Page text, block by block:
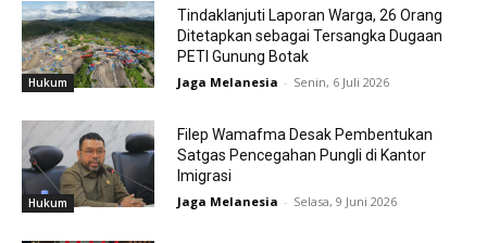
Hukum
Tindaklanjuti Laporan Warga, 26 Orang
Ditetapkan sebagai Tersangka Dugaan
PETI Gunung Botak
Jaga Melanesia - Senin, 6 Juli 2026
Hukum
Filep Wamafma Desak Pembentukan
Satgas Pencegahan Pungli di Kantor
Imigrasi
Jaga Melanesia - Selasa, 9 Juni 2026